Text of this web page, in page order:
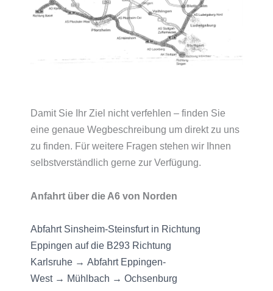
Damit Sie Ihr Ziel nicht verfehlen – finden Sie
eine genaue Wegbeschreibung um direkt zu uns
zu finden. Für weitere Fragen stehen wir Ihnen
selbstverständlich gerne zur Verfügung.
Anfahrt über die A6 von Norden
Abfahrt Sinsheim-Steinsfurt in Richtung
Eppingen auf die B293 Richtung
Karlsruhe → Abfahrt Eppingen-
West → Mühlbach → Ochsenburg